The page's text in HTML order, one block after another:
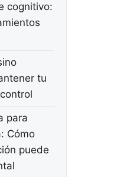
cognitivo:
tu
para
Cómo
puede